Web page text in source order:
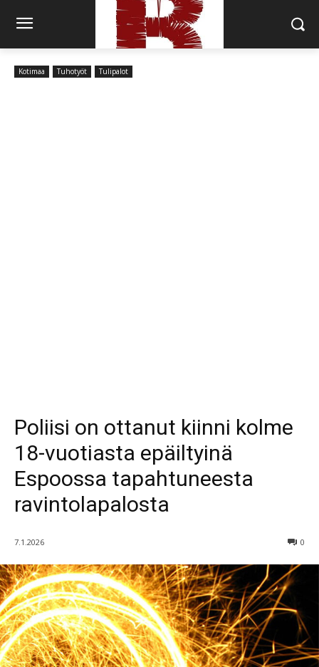
Kotimaa Tuhotyöt Tulipalot
Poliisi on ottanut kiinni kolme
18-vuotiasta epäiltyinä
Espoossa tapahtuneesta
ravintolapalosta
7.1.2026 0